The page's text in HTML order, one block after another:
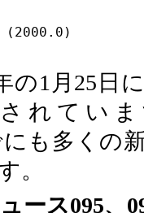
の1月25日
れてい
も多くの
。
ース095、